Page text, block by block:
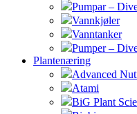
Pumpar –
Vannkjøler
Vanntanker
Pumper –
Plantenæring
Advanced
Atami
BiG Plant